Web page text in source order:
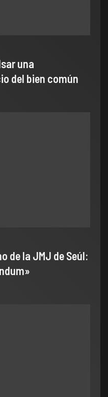
una
del bien común
de la JMJ de Seúl: